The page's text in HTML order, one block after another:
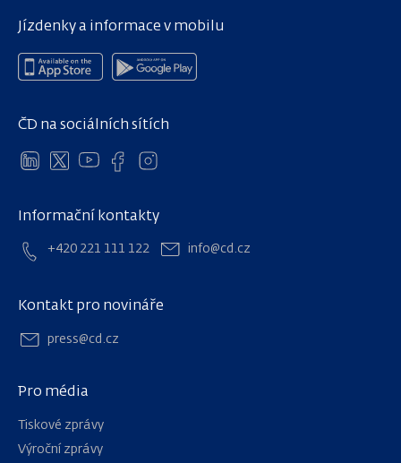
Informační kontakty
+420 221 111 122 info@cd.cz
Kontakt pro novináře
press@cd.cz
Jízdenky a informace v mobilu
ČD na sociálních sítích
Pro média
Tiskové zprávy
Výroční zprávy